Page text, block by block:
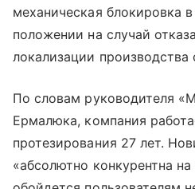
механическая блокировка
положении на случай
локализации производства
По словам руководителя
Ермалюка, компания
протезирования 27 лет.
«абсолютно конкурентна